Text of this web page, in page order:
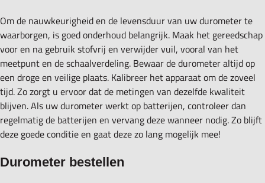
Om de nauwkeurigheid en de levensduur van uw durometer te
waarborgen, is goed onderhoud belangrijk. Maak het gereedschap
voor en na gebruik stofvrij en verwijder vuil, vooral van het
meetpunt en de schaalverdeling. Bewaar de durometer altijd op
een droge en veilige plaats. Kalibreer het apparaat om de zoveel
tijd. Zo zorgt u ervoor dat de metingen van dezelfde kwaliteit
blijven. Als uw durometer werkt op batterijen, controleer dan
regelmatig de batterijen en vervang deze wanneer nodig. Zo blijft
deze goede conditie en gaat deze zo lang mogelijk mee!
Durometer bestellen